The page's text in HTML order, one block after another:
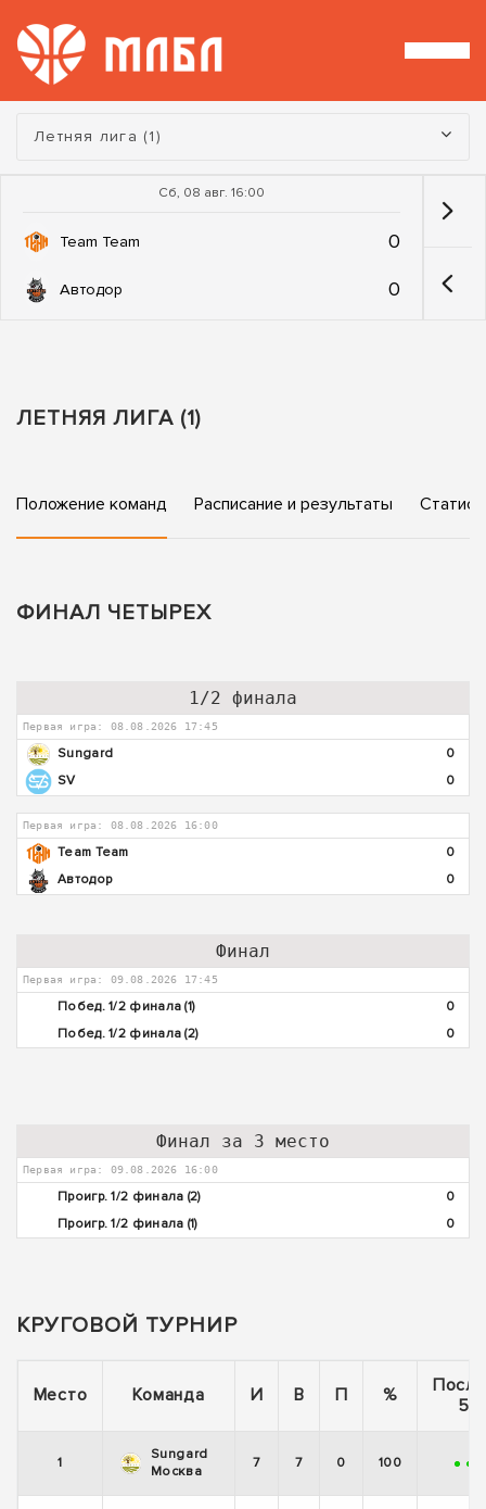
Турнир:
Летняя лига (1)
Сб, 08 авг. 16:00
Team Team 0
Автодор 0
ЛЕТНЯЯ ЛИГА (1)
Положение команд Расписание и результаты
ФИНАЛ ЧЕТЫРЕХ
1/2 финала
Первая игра: 08.08.2026 17:45
Sungard
0
SV
0
Первая игра: 08.08.2026 16:00
Team Team
0
Автодор
0
Финал
Первая игра: 09.08.2026 17:45
Побед. 1/2 финала (1)
0
Побед. 1/2 финала (2)
0
Финал за 3 место
Первая игра: 09.08.2026 16:00
Проигр. 1/2 финала (2)
0
Проигр. 1/2 финала (1)
0
КРУГОВОЙ ТУРНИР
Место Команда И В П %
5
1
Sungard
Москва
7 7 0 100 + +